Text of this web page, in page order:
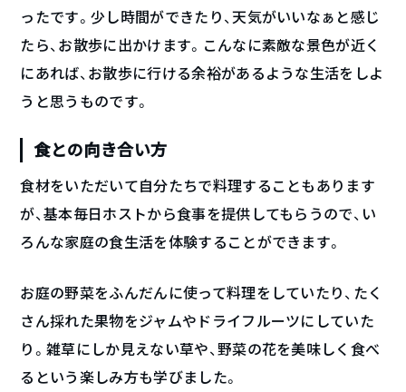
ったです。少し時間ができたり、天気がいいなぁと感じ
たら、お散歩に出かけます。こんなに素敵な景色が近く
にあれば、お散歩に行ける余裕があるような生活をしよ
うと思うものです。
食との向き合い方
食材をいただいて自分たちで料理することもあります
が、基本毎日ホストから食事を提供してもらうので、い
ろんな家庭の食生活を体験することができます。
お庭の野菜をふんだんに使って料理をしていたり、たく
さん採れた果物をジャムやドライフルーツにしていた
り。雑草にしか見えない草や、野菜の花を美味しく食べ
るという楽しみ方も学びました。